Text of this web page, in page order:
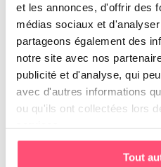
et les annonces, d'offrir des
médias sociaux et
partageons également des
notre site avec nos
publicité et d'analyse, qui
avec d'autres informations
ou qu'ils ont collectées lors
Tout
Le